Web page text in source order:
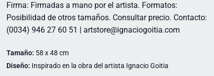
Firma: Firmadas a mano por el artista. Formatos:
Posibilidad de otros tamaños. Consultar precio. Contacto:
(0034) 946 27 60 51 | artstore@ignaciogoitia.com
Tamaño: 58 x 48 cm
Diseño: Inspirado en la obra del artista Ignacio Goitia